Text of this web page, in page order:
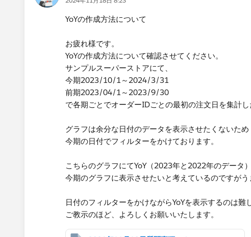
YoYの作成方法について
お疲れ様です。
YoYの作成方法について確認させてください。
サンプルスーパーストアにて、
今期2023/10/1～2024/3/31
前期2023/04/1～2023/9/30
で各期ごとでオーダーIDごとの最初の注文日を集計し
グラフは余分な日付のデータを表示させたくないため
今期の日付でフィルターをかけております。
こちらのグラフにてYoY（2023年と2022年のデータ
今期のグラフに表示させたいと考えているのですがう
日付のフィルターをかけながらYoYを表示するのは難
ご教示のほど、よろしくお願いいたします。